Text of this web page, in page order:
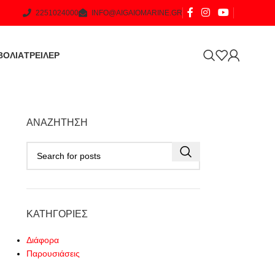
2251024000 INFO@AIGAIOMARINE.GR
ΤΡΕΙΛΕΡ
ΑΝΑΖΉΤΗΣΗ
ΚΑΤΗΓΟΡΊΕΣ
Διάφορα
Παρουσιάσεις